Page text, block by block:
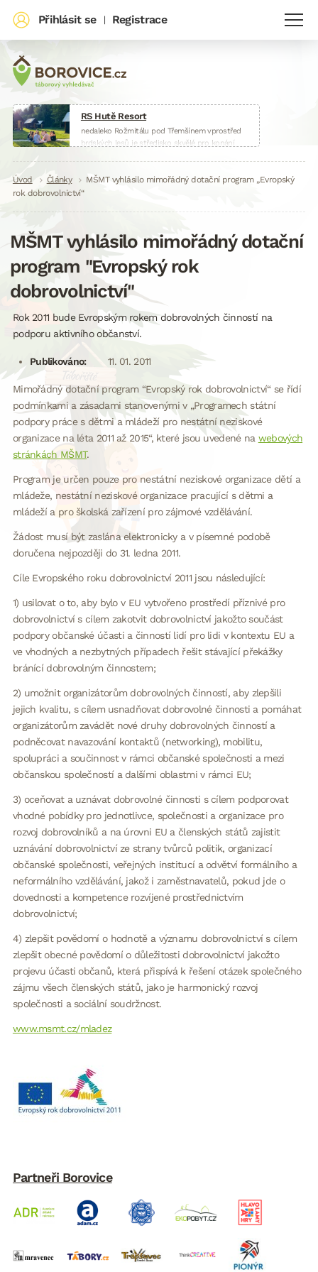
RS Hutě Resort
nedaleko Rožmitálu pod Třemšínem vprostřed
brdských lesů je středisko skvělé pro konání
www.huteresort.cz
Přihlásit se | Registrace
Drobečková
navigace
Úvod Články
MŠMT vyhlásilo mimořádný dotační program „Evropský
rok dobrovolnictví“
MŠMT vyhlásilo mimořádný dotační
program "Evropský rok
dobrovolnictví"
Rok 2011 bude Evropským rokem dobrovolných činností na
podporu aktivního občanství.
Publikováno: 11. 01. 2011
Mimořádný dotační program “Evropský rok dobrovolnictví“ se řídí
podmínkami a zásadami stanovenými v „Programech státní
podpory práce s dětmi a mládeží pro nestátní neziskové
organizace na léta 2011 až 2015“, které jsou uvedené na webových
stránkách MŠMT.
Program je určen pouze pro nestátní neziskové organizace dětí a
mládeže, nestátní neziskové organizace pracující s dětmi a
mládeží a pro školská zařízení pro zájmové vzdělávání.
Žádost musí být zaslána elektronicky a v písemné podobě
doručena nejpozději do 31. ledna 2011.
Cíle Evropského roku dobrovolnictví 2011 jsou následující:
1) usilovat o to, aby bylo v EU vytvořeno prostředí příznivé pro
dobrovolnictví s cílem zakotvit dobrovolnictví jakožto součást
podpory občanské účasti a činností lidí pro lidi v kontextu EU a
ve vhodných a nezbytných případech řešit stávající překážky
bránící dobrovolným činnostem;
2) umožnit organizátorům dobrovolných činností, aby zlepšili
jejich kvalitu, s cílem usnadňovat dobrovolné činnosti a pomáhat
organizátorům zavádět nové druhy dobrovolných činností a
podněcovat navazování kontaktů (networking), mobilitu,
spolupráci a součinnost v rámci občanské společnosti a mezi
občanskou společností a dalšími oblastmi v rámci EU;
3) oceňovat a uznávat dobrovolné činnosti s cílem podporovat
vhodné pobídky pro jednotlivce, společnosti a organizace pro
rozvoj dobrovolníků a na úrovni EU a členských států zajistit
uznávání dobrovolnictví ze strany tvůrců politik, organizací
občanské společnosti, veřejných institucí a odvětví formálního a
neformálního vzdělávání, jakož i zaměstnavatelů, pokud jde o
dovednosti a kompetence rozvíjené prostřednictvím
dobrovolnictví;
4) zlepšit povědomí o hodnotě a významu dobrovolnictví s cílem
zlepšit obecné povědomí o důležitosti dobrovolnictví jakožto
projevu účasti občanů, která přispívá k řešení otázek společného
zájmu všech členských států, jako je harmonický rozvoj
společnosti a sociální soudržnost.
www.msmt.cz/mladez
Partneři Borovice